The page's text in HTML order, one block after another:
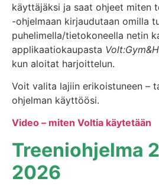
käyttäjäksi ja saat ohjeet miten
-ohjelmaan kirjaudutaan omilla
puhelimella/tietokoneella netin
applikaatiokaupasta
kun aloitat harjoittelun.
Voit valita lajiin erikoistuneen –
ohjelman käyttöösi.
Video – miten Voltia käytetään
Treeniohjelma
2026